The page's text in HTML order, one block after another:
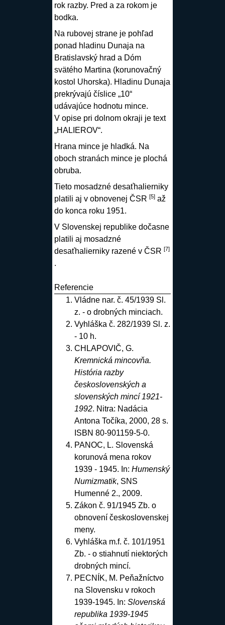
rok razby. Pred a za rokom je
bodka.
Na rubovej strane je pohľad
ponad hladinu Dunaja na
Bratislavský hrad a Dóm
svätého Martina (korunovačný
kostol Uhorska). Hladinu Dunaja
prekrývajú číslice „10“
udávajúce hodnotu mince.
V opise pri dolnom okraji je text
„HALIEROV“.
Hrana mince je hladká. Na
oboch stranách mince je plochá
obruba.
Tieto mosadzné desaťhalierniky
platili aj v obnovenej ČSR [5]až
do konca roku 1951.
V Slovenskej republike dočasne
platili aj mosadzné
desaťhalierniky razené v ČSR [7]
.
Referencie
Vládne nar. č. 45/1939 Sl.
z. - o drobných minciach.
Vyhláška č. 282/1939 Sl. z.
- 10 h.
CHLAPOVIČ, G.
Kremnická mincovňa.
História razby
československých a
slovenských mincí 1921-
1992. Nitra: Nadácia
Antona Točíka, 2000, 28 s.
ISBN 80-901159-5-0.
PANOC, L. Slovenská
korunová mena rokov
1939 - 1945. In: Humenský
Numizmatik, SNS
Humenné 2., 2009.
Zákon č. 91/1945 Zb. o
obnovení československej
meny.
Vyhláška m.f. č. 101/1951
Zb. - o stiahnutí niektorých
drobných mincí.
PECNÍK, M. Peňažníctvo
na Slovensku v rokoch
1939-1945. In: Slovenská
republika 1939-1945